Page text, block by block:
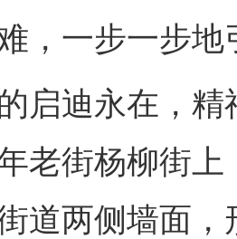
，一步一步
迪永在，精
老街杨柳街
道两侧墙面